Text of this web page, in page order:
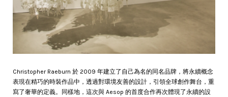
Christopher Raeburn 於 2009 年建立了自己為名的同名品牌，將永續概念
表現在精巧的時裝作品中，透過對環境友善的設計，引領全球創作舞台，重
寫了奢華的定義。同樣地，這次與 Aesop 的首度合作再次體現了永續的設